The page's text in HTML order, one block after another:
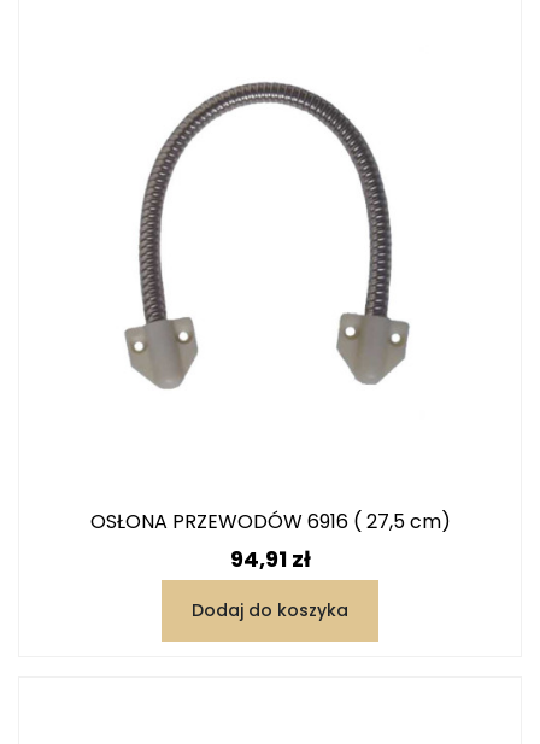
OSŁONA PRZEWODÓW 6916 ( 27,5 cm)
Cena
94,91 zł
Dodaj do koszyka